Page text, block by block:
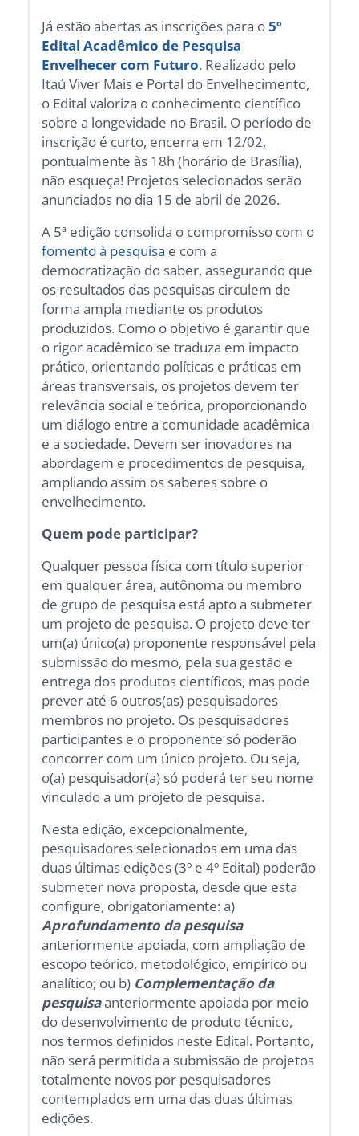
Já estão abertas as inscrições para o5º
Edital Acadêmico de Pesquisa
Envelhecer com Futuro. Realizado pelo
Itaú Viver Mais e Portal do Envelhecimento,
o Edital valoriza o conhecimento científico
sobre a longevidade no Brasil. O período de
inscrição é curto, encerra em 12/02,
pontualmente às 18h (horário de Brasília),
não esqueça! Projetos selecionados serão
anunciados no dia 15 de abril de 2026.
A 5ª edição consolida o compromisso com o
fomento à pesquisa e com a
democratização do saber, assegurando que
os resultados das pesquisas circulem de
forma ampla mediante os produtos
produzidos. Como o objetivo é garantir que
o rigor acadêmico se traduza em impacto
prático, orientando políticas e práticas em
áreas transversais, os projetos devem ter
relevância social e teórica, proporcionando
um diálogo entre a comunidade acadêmica
e a sociedade. Devem ser inovadores na
abordagem e procedimentos de pesquisa,
ampliando assim os saberes sobre o
envelhecimento.
Quem pode participar?
Qualquer pessoa física com título superior
em qualquer área, autônoma ou membro
de grupo de pesquisa está apto a submeter
um projeto de pesquisa. O projeto deve ter
um(a) único(a) proponente responsável pela
submissão do mesmo, pela sua gestão e
entrega dos produtos científicos, mas pode
prever até 6 outros(as) pesquisadores
membros no projeto. Os pesquisadores
participantes e o proponente só poderão
concorrer com um único projeto. Ou seja,
o(a) pesquisador(a) só poderá ter seu nome
vinculado a um projeto de pesquisa.
Nesta edição, excepcionalmente,
pesquisadores selecionados em uma das
duas últimas edições (3º e 4º Edital) poderão
submeter nova proposta, desde que esta
configure, obrigatoriamente: a)
Aprofundamento da pesquisa
anteriormente apoiada, com ampliação de
escopo teórico, metodológico, empírico ou
analítico; ou b) Complementação da
pesquisaanteriormente apoiada por meio
do desenvolvimento de produto técnico,
nos termos definidos neste Edital. Portanto,
não será permitida a submissão de projetos
totalmente novos por pesquisadores
contemplados em uma das duas últimas
edições.